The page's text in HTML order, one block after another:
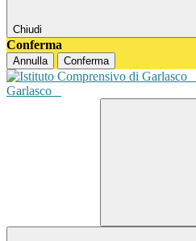
Chiudi
Conferma
Annulla Conferma
Garlasco